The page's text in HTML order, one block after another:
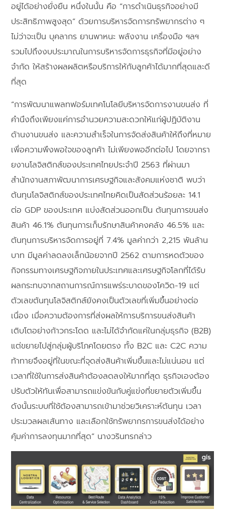
อยู่ได้อย่างยั่งยืน หนึ่งในนั้น คือ “การดำเนินธุรกิจอย่างมี
ประสิทธิภาพสูงสุด” ด้วยการบริหารจัดการทรัพยากรต่าง ๆ
ไม่ว่าจะเป็น บุคลากร ยานพาหนะ พลังงาน เครื่องมือ ฯลฯ
รวมไปถึงงบประมาณในการบริหารจัดการธุรกิจที่มีอยู่อย่าง
จำกัด ให้สร้างผลผลิตหรือบริการให้กับลูกค้าได้มากที่สุดและดี
ที่สุด
“การพัฒนาแพลทฟอร์มเทคโนโลยีบริหารจัดการงานขนส่ง ที่
คำนึงถึงเพียงแค่การอำนวยความสะดวกให้แก่ผู้ปฏิบัติงาน
ด้านงานขนส่ง และความสำเร็จในการจัดส่งสินค้าให้ถึงที่หมาย
เพื่อความพึงพอใจของลูกค้า ไม่เพียงพออีกต่อไป โดยจากรา
ยงานโลจิสติกส์ของประเทศไทยประจำปี 2563 ที่ผ่านมา
สำนักงานสภาพัฒนาการเศรษฐกิจและสังคมแห่งชาติ พบว่า
ต้นทุนโลจิสติกส์ของประเทศไทยคิดเป็นสัดส่วนร้อยละ 14.1
ต่อ GDP ของประเทศ แบ่งสัดส่วนออกเป็น ต้นทุนการขนส่ง
สินค้า 46.1% ต้นทุนการเก็บรักษาสินค้าคงคลัง 46.5% และ
ต้นทุนการบริหารจัดการอยู่ที่ 7.4% มูลค่ากว่า 2,215 พันล้าน
บาท มีมูลค่าลดลงเล็กน้อยจากปี 2562 ตามการหดตัวของ
กิจกรรมทางเศรษฐกิจภายในประเทศและเศรษฐกิจโลกที่ได้รับ
ผลกระทบจากสถานการณ์การแพร่ระบาดของโควิด-19 แต่
ตัวเลขต้นทุนโลจิสติกส์ยังคงเป็นตัวเลขที่เพิ่มขึ้นอย่างต่อ
เนื่อง เมื่อความต้องการที่ส่งผลให้การบริการขนส่งสินค้า
เติบโตอย่างก้าวกระโดด และไม่ได้จำกัดแค่ในกลุ่มธุรกิจ (B2B)
แต่ขยายไปสู่กลุ่มผู้บริโภคโดยตรง ทั้ง B2C และ C2C ความ
ท้าทายจึงอยู่ที่ในขณะที่จุดส่งสินค้าเพิ่มขึ้นและไม่แน่นอน แต่
เวลาที่ใช้ในการส่งสินค้าต้องลดลงให้มากที่สุด ธุรกิจเองต้อง
ปรับตัวให้ทันเพื่อสามารถแข่งขันกับคู่แข่งที่ขยายตัวเพิ่มขึ้น
ดังนั้นระบบที่ใช้ต้องสามารถเข้ามาช่วยวิเคราะห์ต้นทุน เวลา
ประมวลผลเส้นทาง และเลือกใช้ทรัพยากรการขนส่งได้อย่าง
คุ้มค่าการลงทุนมากที่สุด” นางวรินทรกล่าว